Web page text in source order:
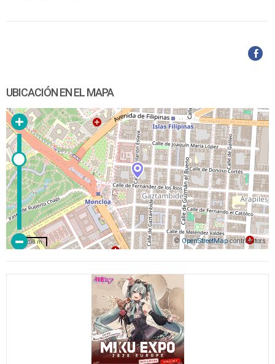
UBICACIÓN EN EL MAPA
© OpenStreetMapcontributors
200 m